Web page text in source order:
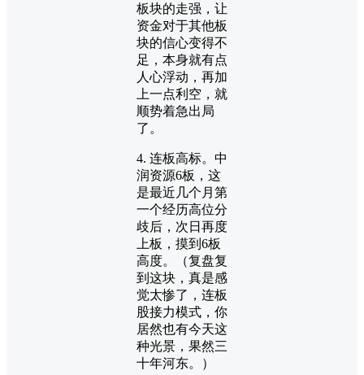
板块的走强，让
资金对于其他板
块的信心变得不
足，本身就有点
人心浮动，再加
上一点利空，就
顺势着急出局
了。
4. 连板高标。中
润资源6板，这
是最近几个月第
一个经历高位分
歧后，次日再度
上板，摸到6板
高度。（复盘复
到这块，真是感
觉太惨了，连板
股接力模式，你
居然也有今天这
种光景，果然三
十年河东。）